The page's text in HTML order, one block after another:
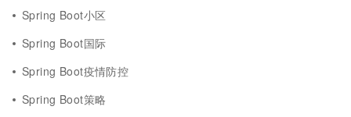
Spring Boot小区
Spring Boot国际
Spring Boot疫情防控
Spring Boot策略